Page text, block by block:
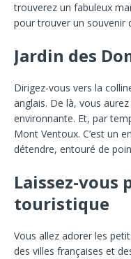
trouverez un fabuleux
pour trouver un souvenir
Jardin des
Dirigez-vous vers la
anglais. De là, vous
environnante. Et, par
Mont Ventoux. C’est un
détendre, entouré de
Laissez-
touristique
Vous allez adorer les
des villes françaises et